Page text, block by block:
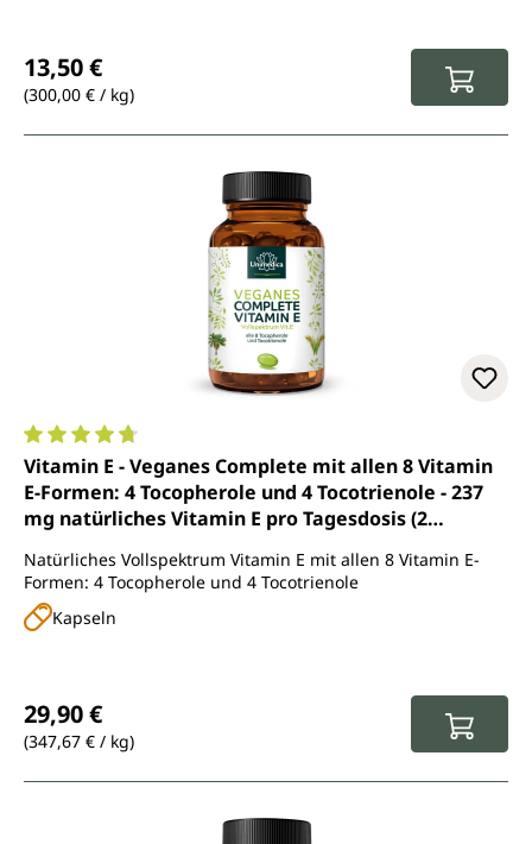
13,50 €
(300,00 € / kg)
Durchschnittliche Bewertung von 4.8 von 5 Sternen
Vitamin E - Veganes Complete mit allen 8 Vitamin
E-Formen: 4 Tocopherole und 4 Tocotrienole - 237
mg natürliches Vitamin E pro Tagesdosis (2
Natürliches Vollspektrum Vitamin E mit allen 8 Vitamin E-
Formen: 4 Tocopherole und 4 Tocotrienole
Kapseln
29,90 €
(347,67 € / kg)